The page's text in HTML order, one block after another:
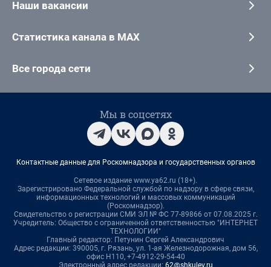
Наши вакансии
Статистика канала в MAX
Все города сети
Мы в соцсетях
Контактные данные для Роскомнадзора и государственных органов
Сетевое издание www.ya62.ru (18+).
Зарегистрировано Федеральной службой по надзору в сфере связи,
информационных технологий и массовых коммуникаций
(Роскомнадзор).
Свидетельство о регистрации СМИ ЭЛ № ФС 77-89866 от 07.08.2025 г.
Учредитель: Общество с ограниченной ответственностью "ИНТЕРНЕТ
ТЕХНОЛОГИИ"
Главный редактор: Петунин Сергей Александрович
Адрес редакции: 390005, г. Рязань, ул. 1-ая Железнодорожная, дом 56,
офис Н110, +7-4912-29-54-40
Электронный адрес редакции: 62@shkulev.ru